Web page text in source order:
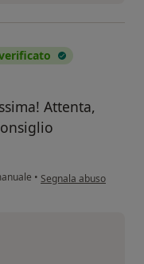
Attenta,
• secondo l'opinione
Segnala abuso